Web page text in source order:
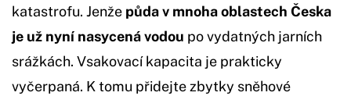
katastrofu. Jenže půda v mnoha oblastech Česka
je už nyní nasycená vodou po vydatných jarních
srážkách. Vsakovací kapacita je prakticky
vyčerpaná. K tomu přidejte zbytky sněhové